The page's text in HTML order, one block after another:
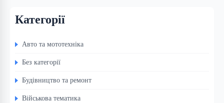
Категорії
Авто та мототехніка
Без категорії
Будівництво та ремонт
Військова тематика